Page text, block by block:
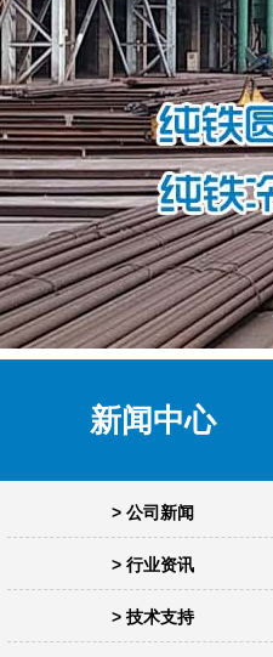
新闻中心
> 公司新闻
> 行业资讯
> 技术支持